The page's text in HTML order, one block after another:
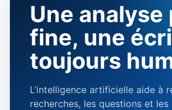
Une analyse
fine, une
toujours
L’intelligence artificielle aide à
recherches, les questions et les